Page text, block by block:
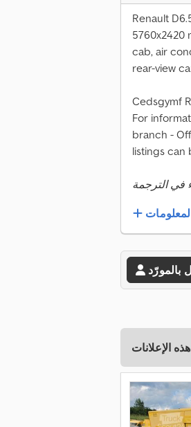
Renault
5760x2420
cab, air
rear-view
Cedsgymf
For
branch -
listings can
بالمورّد